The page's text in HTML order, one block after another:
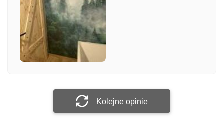
Załącz zdjęcie
Kolejne opinie